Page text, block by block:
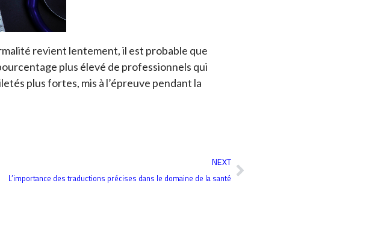
revient lentement, il est probable que
plus élevé de professionnels qui
plus fortes, mis à l’épreuve pendant la
NEXT
L’importance des traductions précises dans le domaine de la santé
Suivant